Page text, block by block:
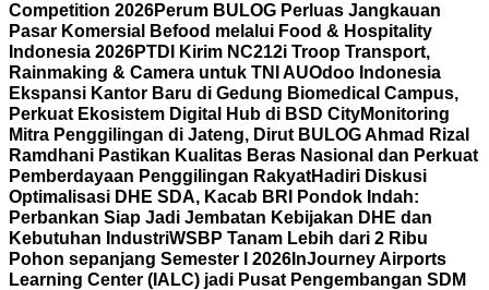
Competition 2026Perum BULOG Perluas Jangkauan
Pasar Komersial Befood melalui Food & Hospitality
Indonesia 2026PTDI Kirim NC212i Troop Transport,
Rainmaking & Camera untuk TNI AUOdoo Indonesia
Ekspansi Kantor Baru di Gedung Biomedical Campus,
Perkuat Ekosistem Digital Hub di BSD CityMonitoring
Mitra Penggilingan di Jateng, Dirut BULOG Ahmad Rizal
Ramdhani Pastikan Kualitas Beras Nasional dan Perkuat
Pemberdayaan Penggilingan RakyatHadiri Diskusi
Optimalisasi DHE SDA, Kacab BRI Pondok Indah:
Perbankan Siap Jadi Jembatan Kebijakan DHE dan
Kebutuhan IndustriWSBP Tanam Lebih dari 2 Ribu
Pohon sepanjang Semester I 2026 InJourney Airports
Learning Center (IALC) jadi Pusat Pengembangan SDM